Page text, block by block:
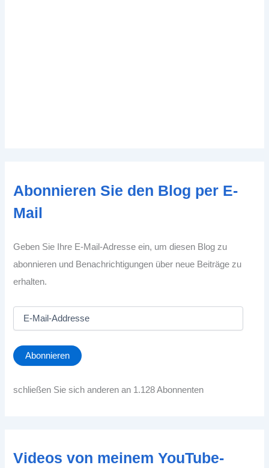
Abonnieren Sie den Blog per E-
Mail
Geben Sie Ihre E-Mail-Adresse ein, um diesen Blog zu
abonnieren und Benachrichtigungen über neue Beiträge zu
erhalten.
a
i
A
s
Abonnieren
schließen Sie sich anderen an 1.128 Abonnenten
Videos von meinem YouTube-